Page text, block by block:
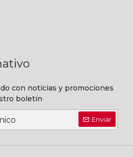
con noticias y promociones
boletín
Enviar